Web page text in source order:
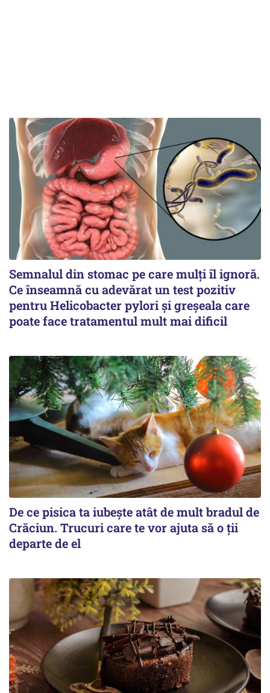
Semnalul din stomac pe care mulți îl ignoră.
Ce înseamnă cu adevărat un test pozitiv
pentru Helicobacter pylori și greșeala care
poate face tratamentul mult mai dificil
De ce pisica ta iubește atât de mult bradul de
Crăciun. Trucuri care te vor ajuta să o ții
departe de el